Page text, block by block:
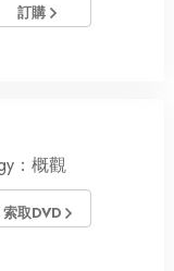
訂購
：概觀
索取DVD